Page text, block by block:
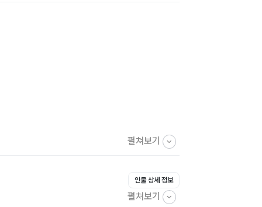
은 지면으로 넓게 퍼지면서 빠른 속도로
펼쳐보기
인물 상세 정보
펼쳐보기